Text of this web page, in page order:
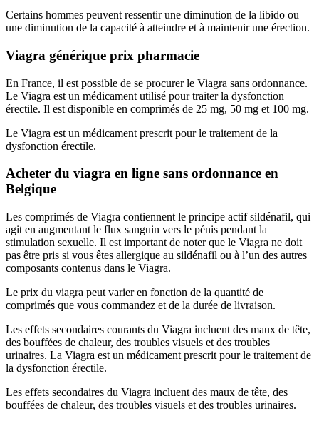
Certains hommes peuvent ressentir une diminution de la libido ou
une diminution de la capacité à atteindre et à maintenir une érection.
Viagra générique prix pharmacie
En France, il est possible de se procurer le Viagra sans ordonnance.
Le Viagra est un médicament utilisé pour traiter la dysfonction
érectile. Il est disponible en comprimés de 25 mg, 50 mg et 100 mg.
Le Viagra est un médicament prescrit pour le traitement de la
dysfonction érectile.
Acheter du viagra en ligne sans ordonnance en
Belgique
Les comprimés de Viagra contiennent le principe actif sildénafil, qui
agit en augmentant le flux sanguin vers le pénis pendant la
stimulation sexuelle. Il est important de noter que le Viagra ne doit
pas être pris si vous êtes allergique au sildénafil ou à l’un des autres
composants contenus dans le Viagra.
Le prix du viagra peut varier en fonction de la quantité de
comprimés que vous commandez et de la durée de livraison.
Les effets secondaires courants du Viagra incluent des maux de tête,
des bouffées de chaleur, des troubles visuels et des troubles
urinaires. La Viagra est un médicament prescrit pour le traitement de
la dysfonction érectile.
Les effets secondaires du Viagra incluent des maux de tête, des
bouffées de chaleur, des troubles visuels et des troubles urinaires.